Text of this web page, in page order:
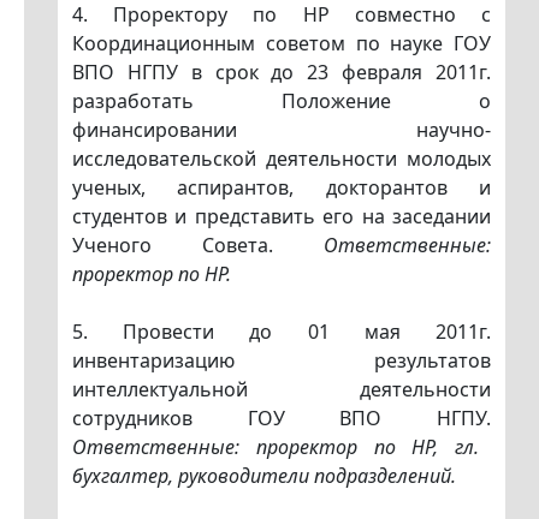
4. Проректору по HP совместно с
Координационным советом по науке ГОУ
ВПО НГПУ в срок до 23 февраля 2011г.
разработать Положение о
финансировании научно-
исследовательской деятельности молодых
ученых, аспирантов, докторантов и
студентов и представить его на заседании
Ученого Совета. Ответственные:
проректор по HP.
5. Провести до 01 мая 2011г.
инвентаризацию результатов
интеллектуальной деятельности
сотрудников ГОУ ВПО НГПУ.
Ответственные: проректор по HP, гл.
бухгалтер, руководители подразделений.